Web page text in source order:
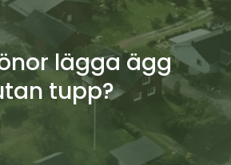
lägga ägg
tupp?